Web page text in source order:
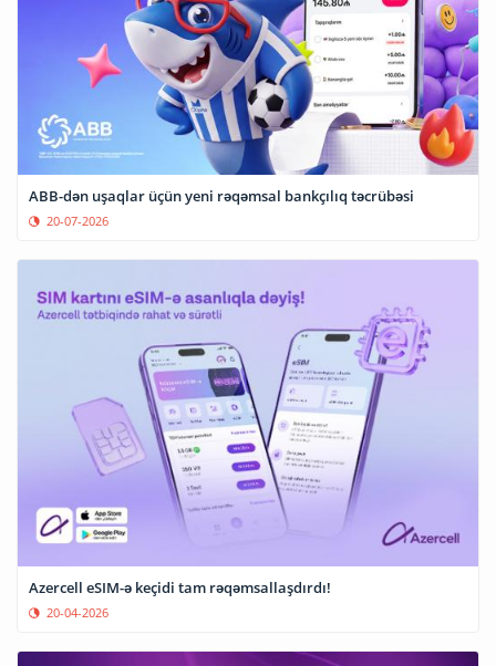
ABB-dən uşaqlar üçün yeni rəqəmsal bankçılıq təcrübəsi
20-07-2026
Azercell eSIM-ə keçidi tam rəqəmsallaşdırdı!
20-04-2026